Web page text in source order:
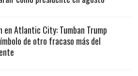
en Atlantic City: Tumban Trump
de otro fracaso más del